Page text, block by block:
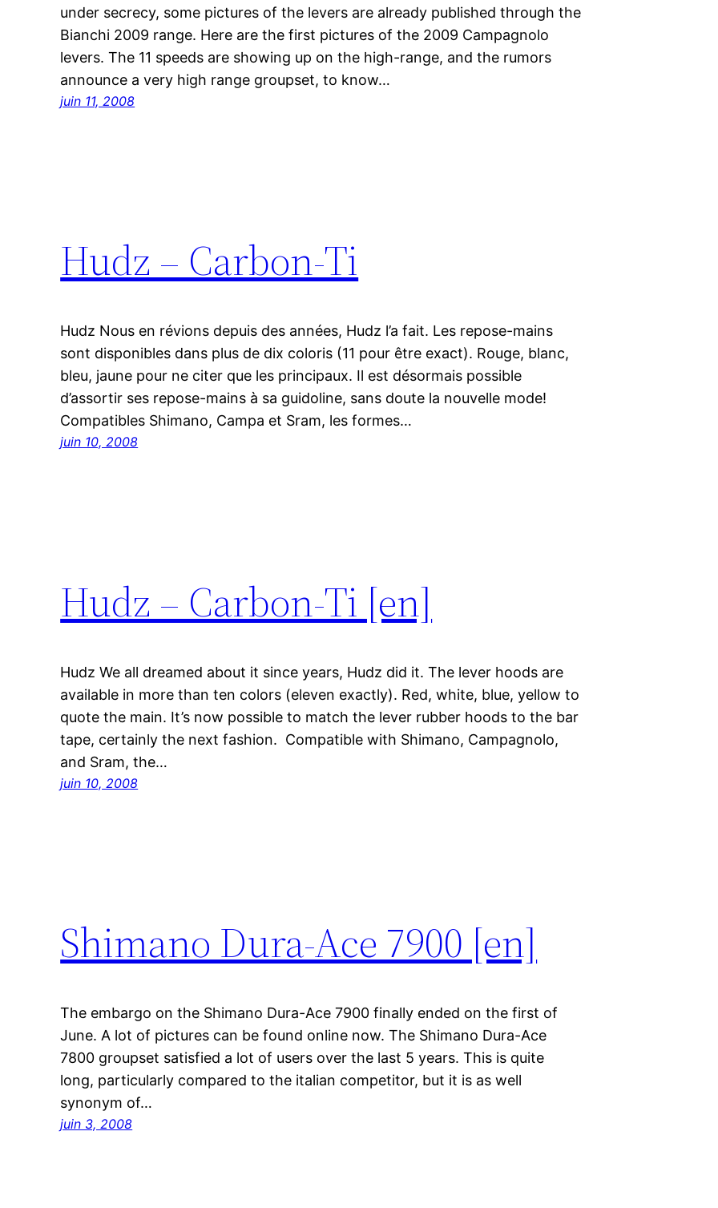
under secrecy, some pictures of the levers are already published through the
Bianchi 2009 range. Here are the first pictures of the 2009 Campagnolo
levers. The 11 speeds are showing up on the high-range, and the rumors
announce a very high range groupset, to know…
juin 11, 2008
Hudz – Carbon-Ti
Hudz Nous en révions depuis des années, Hudz l’a fait. Les repose-mains
sont disponibles dans plus de dix coloris (11 pour être exact). Rouge, blanc,
bleu, jaune pour ne citer que les principaux. Il est désormais possible
d’assortir ses repose-mains à sa guidoline, sans doute la nouvelle mode!
Compatibles Shimano, Campa et Sram, les formes…
juin 10, 2008
Hudz – Carbon-Ti [en]
Hudz We all dreamed about it since years, Hudz did it. The lever hoods are
available in more than ten colors (eleven exactly). Red, white, blue, yellow to
quote the main. It’s now possible to match the lever rubber hoods to the bar
tape, certainly the next fashion. Compatible with Shimano, Campagnolo,
and Sram, the…
juin 10, 2008
Shimano Dura-Ace 7900 [en]
The embargo on the Shimano Dura-Ace 7900 finally ended on the first of
June. A lot of pictures can be found online now. The Shimano Dura-Ace
7800 groupset satisfied a lot of users over the last 5 years. This is quite
long, particularly compared to the italian competitor, but it is as well
synonym of…
juin 3, 2008